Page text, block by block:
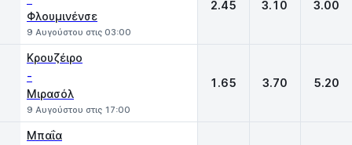
Φλουμινένσε
9 Αυγούστου στις 03:00
2.45 3.10 3.00
Κρουζέιρο
-
Μιρασόλ
9 Αυγούστου στις 17:00
1.65 3.70 5.20
Μπαΐα